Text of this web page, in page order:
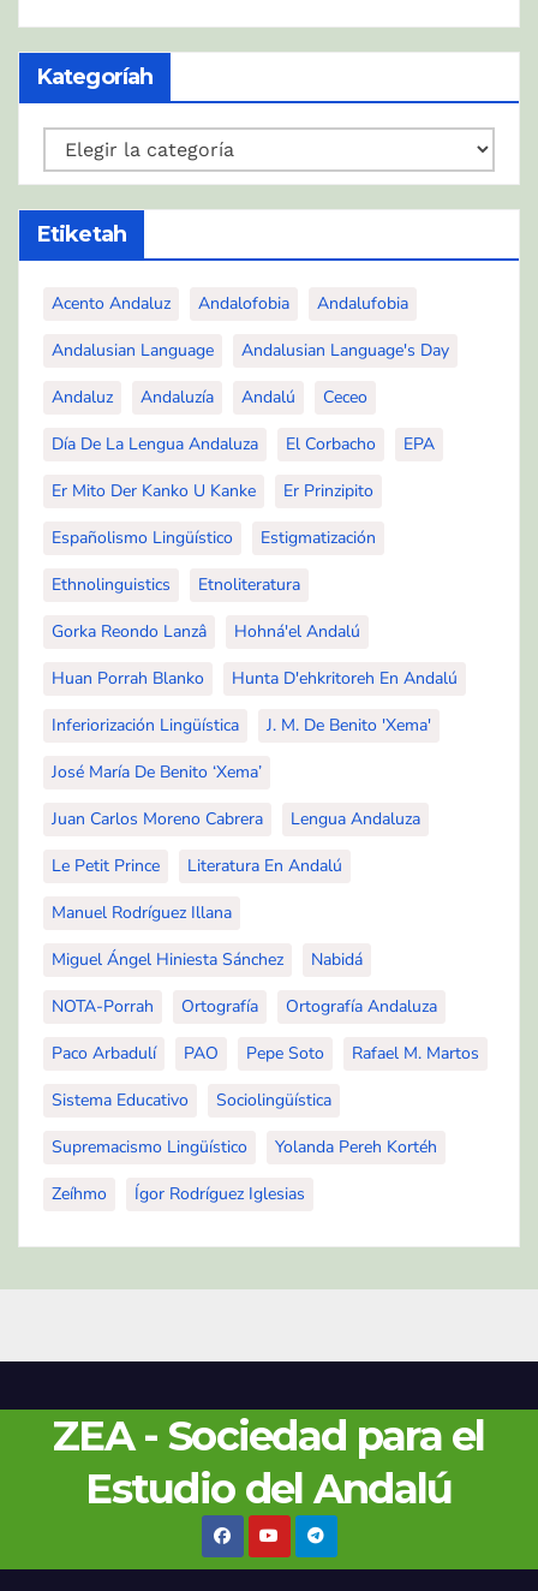
Kategoríah
Kategoríah
Etiketah
Acento Andaluz Andalofobia Andalufobia
Andalusian Language Andalusian Language's Day
Andaluz Andaluzía Andalú Ceceo
Día De La Lengua Andaluza El Corbacho EPA
Er Mito Der Kanko U Kanke Er Prinzipito
Españolismo Lingüístico Estigmatización
Ethnolinguistics Etnoliteratura
Gorka Reondo Lanzâ Hohná'el Andalú
Huan Porrah Blanko Hunta D'ehkritoreh En Andalú
Inferiorización Lingüística J. M. De Benito 'Xema'
José María De Benito ‘Xema’
Juan Carlos Moreno Cabrera Lengua Andaluza
Le Petit Prince Literatura En Andalú
Manuel Rodríguez Illana
Miguel Ángel Hiniesta Sánchez Nabidá
NOTA-Porrah Ortografía Ortografía Andaluza
Paco Arbadulí PAO Pepe Soto Rafael M. Martos
Sistema Educativo Sociolingüística
Supremacismo Lingüístico Yolanda Pereh Kortéh
Zeíhmo Ígor Rodríguez Iglesias
ZEA - Sociedad para el
Estudio del Andalú